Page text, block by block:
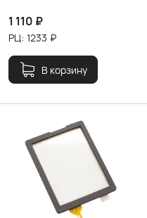
1 110 ₽
РЦ: 1233 ₽
В корзину